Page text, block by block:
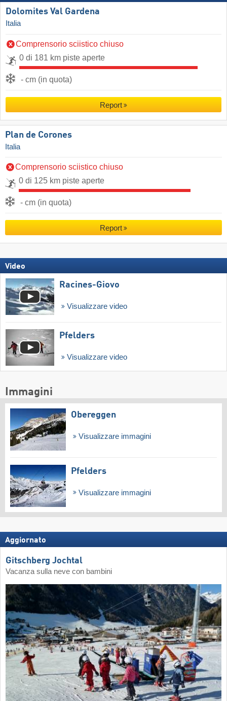
Dolomites Val Gardena
Italia
Comprensorio sciistico chiuso
0 di 181 km piste aperte
- cm (in quota)
Report
Plan de Corones
Italia
Comprensorio sciistico chiuso
0 di 125 km piste aperte
- cm (in quota)
Report
Video
Racines-Giovo
Visualizzare video
Pfelders
Visualizzare video
Immagini
Obereggen
Visualizzare immagini
Pfelders
Visualizzare immagini
Aggiornato
Gitschberg Jochtal
Vacanza sulla neve con bambini